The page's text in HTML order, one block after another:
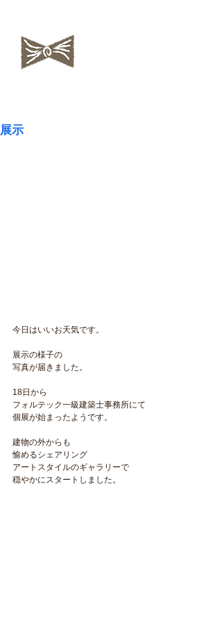
展示
今日はいいお天気です。
展示の様子の
写真が届きました。
18日から
フォルテック一級建築士事務所にて
個展が始まったようです。
建物の外からも
愉めるシェアリング
アートスタイルのギャラリーで
穏やかにスタートしました。